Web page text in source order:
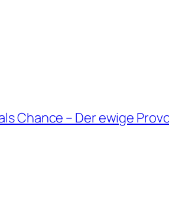
Chance – Der ewige